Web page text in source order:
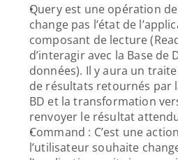
Query est une opération
change pas l’état de
composant de lecture
d’interagir avec la Base de
données). Il y aura un
de résultats retournés par
BD et la transformation
renvoyer le résultat
Command : C’est une
l’utilisateur souhaite